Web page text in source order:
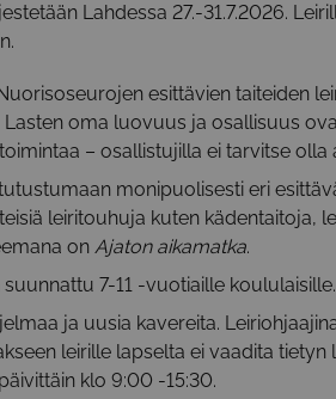
Lahdessa 27.-31.7.2026.
esittävien taiteiden
Lasten oma luovuus ja osallisuus
– osallistujilla ei tarvitse
monipuolisesti eri
leiritouhuja kuten kädentaitoja,
on Ajaton aikamatka.
7-11 -vuotiaille koululaisille.
ja uusia kavereita.
leirille lapselta ei vaadita
klo 9:00 -15:30.